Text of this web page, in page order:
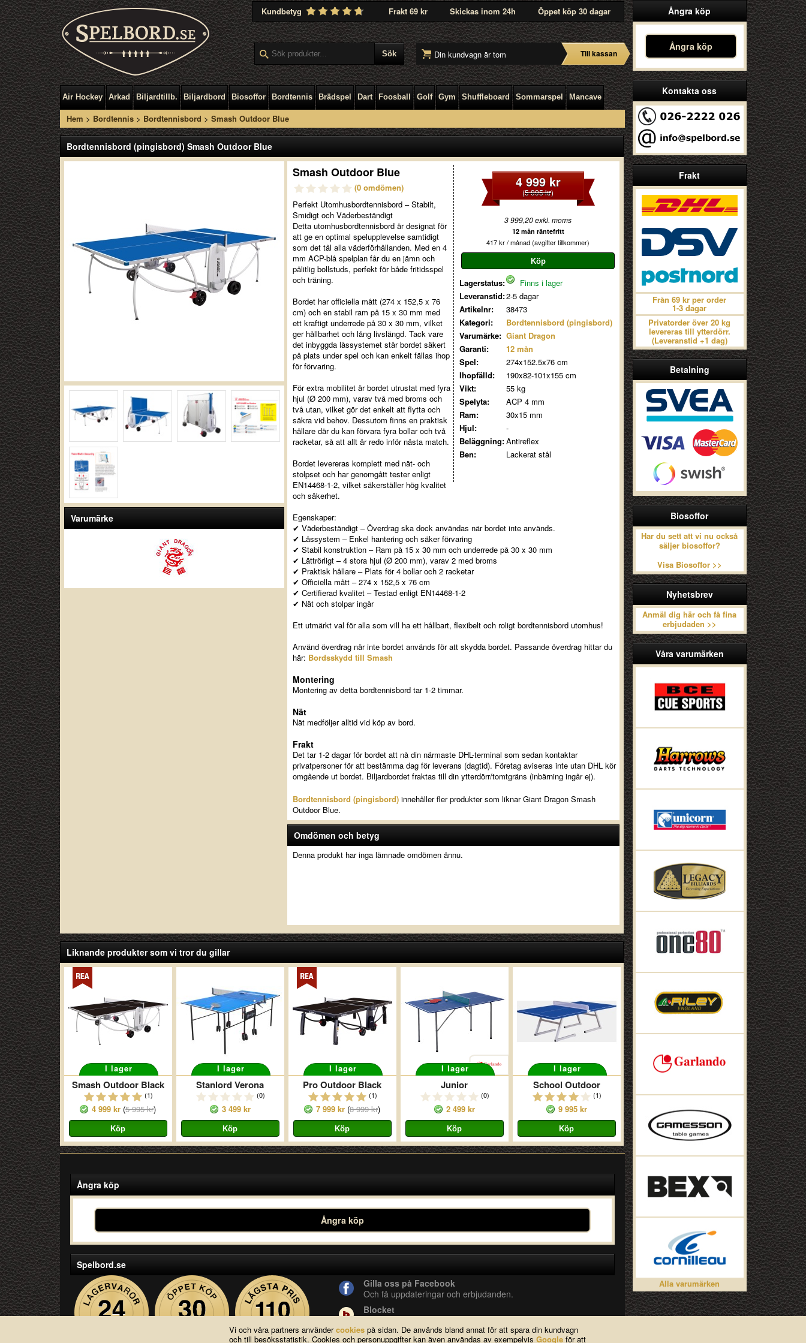
Vi och våra partners användercookies på sidan. De används bland annat för att spara din kundvagn
och till besöksstatistik. Cookies och personuppgifter kan även användas av exempelvis Google för att
Kundbetyg Frakt 69 kr Skickas inom 24h Öppet köp 30 dagar
Din kundvagn är tom Till kassan
Air Hockey Arkad Biljardtillb. Biljardbord Biosoffor Bordtennis Brädspel Dart Foosball Golf Gym Shuffleboard Sommarspel Mancave
Hem > Bordtennis> Bordtennisbord > Smash Outdoor Blue
Ångra köp
Ångra köp
Kontakta oss
Frakt
Från 69 kr per order
1-3 dagar
Privatorder över 20 kg
levereras till ytterdörr.
(Leveranstid +1 dag)
Betalning
Biosoffor
Har du sett att vi nu också
säljer biosoffor?
Visa Biosoffor >>
Nyhetsbrev
Anmäl dig här och få fina
erbjudaden >>
Våra varumärken
Alla varumärken
Bordtennisbord (pingisbord) Smash Outdoor Blue
Varumärke
4 999 kr
(5 995 kr)
3 999,20 exkl. moms
12 mån räntefritt
417 kr / månad (avgifter tillkommer)
Lagerstatus:
Finns i lager
Leveranstid:2-5 dagar
Artikelnr:
38473
Kategori:
Bordtennisbord (pingisbord)
Varumärke: Giant Dragon
Garanti:
12 mån
Spel:
274x152.5x76 cm
Ihopfälld:
190x82-101x155 cm
Vikt:
55 kg
Spelyta:
ACP 4 mm
Ram:
30x15 mm
Hjul:
-
Beläggning:Antireflex
Ben:
Lackerat stål
Smash Outdoor Blue
(0 omdömen)
Perfekt Utomhusbordtennisbord – Stabilt,
Smidigt och Väderbeständigt
Detta utomhusbordtennisbord är designat för
att ge en optimal spelupplevelse samtidigt
som det tål alla väderförhållanden. Med en 4
mm ACP-blå spelplan får du en jämn och
pålitlig bollstuds, perfekt för både fritidsspel
och träning.
Bordet har officiella mått (274 x 152,5 x 76
cm) och en stabil ram på 15 x 30 mm med
ett kraftigt underrede på 30 x 30 mm, vilket
ger hållbarhet och lång livslängd. Tack vare
det inbyggda låssystemet står bordet säkert
på plats under spel och kan enkelt fällas ihop
för förvaring.
För extra mobilitet är bordet utrustat med fyra
hjul (Ø 200 mm), varav två med broms och
två utan, vilket gör det enkelt att flytta och
säkra vid behov. Dessutom finns en praktisk
hållare där du kan förvara fyra bollar och två
racketar, så att allt är redo inför nästa match.
Bordet levereras komplett med nät- och
stolpset och har genomgått tester enligt
EN14468-1-2, vilket säkerställer hög kvalitet
och säkerhet.
Egenskaper:
✔ Väderbeständigt – Överdrag ska dock användas när bordet inte används.
✔ Låssystem – Enkel hantering och säker förvaring
✔ Stabil konstruktion – Ram på 15 x 30 mm och underrede på 30 x 30 mm
✔ Lättrörligt – 4 stora hjul (Ø 200 mm), varav 2 med broms
✔ Praktisk hållare – Plats för 4 bollar och 2 racketar
✔ Officiella mått – 274 x 152,5 x 76 cm
✔ Certifierad kvalitet – Testad enligt EN14468-1-2
✔ Nät och stolpar ingår
Ett utmärkt val för alla som vill ha ett hållbart, flexibelt och roligt bordtennisbord utomhus!
Använd överdrag när inte bordet används för att skydda bordet. Passande överdrag hittar du
här: Bordsskydd till Smash
Montering
Montering av detta bordtennisbord tar 1-2 timmar.
Nät
Nät medföljer alltid vid köp av bord.
Frakt
Det tar 1-2 dagar för bordet att nå din närmaste DHL-terminal som sedan kontaktar
privatpersoner för att bestämma dag för leverans (dagtid). Företag aviseras inte utan DHL kör
omgående ut bordet. Biljardbordet fraktas till din ytterdörr/tomtgräns (inbärning ingår ej).
Bordtennisbord (pingisbord)innehåller fler produkter som liknar Giant Dragon Smash
Outdoor Blue.
Omdömen och betyg
Denna produkt har inga lämnade omdömen ännu.
Liknande produkter som vi tror du gillar
I lager
Smash Outdoor Black
(1)
4 999 kr (5 995 kr)
I lager
Stanlord Verona
(0)
3 499 kr
I lager
Pro Outdoor Black
(1)
7 999 kr (8 999 kr)
I lager
Junior
(0)
2 499 kr
I lager
School Outdoor
(1)
9 995 kr
Ångra köp
Ångra köp
Spelbord.se
Gilla oss på Facebook
Och få uppdateringar och erbjudanden.
Blocket
YouTube